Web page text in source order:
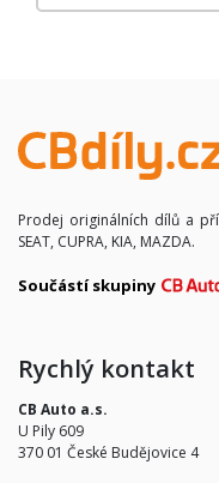
Prodej originálních dílů a
SEAT, CUPRA, KIA, MAZDA.
Součástí skupiny
Rychlý kontakt
CB Auto a.s.
U Pily 609
370 01 České Budějovice 4